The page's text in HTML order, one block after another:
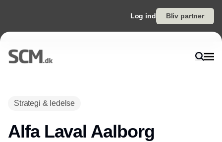
Log ind Bliv partner
Strategi & ledelse
Alfa Laval Aalborg